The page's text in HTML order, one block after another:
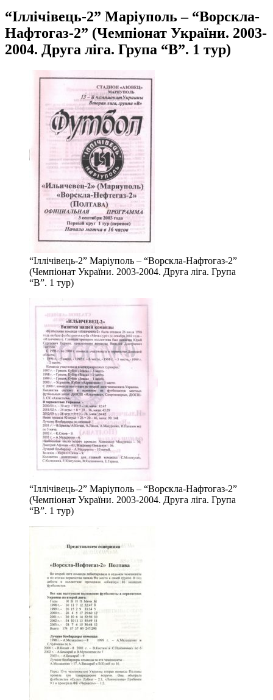
“Іллічівець-2” Маріуполь – “Ворскла-
Нафтогаз-2” (Чемпіонат України. 2003-
2004. Друга ліга. Група “В”. 1 тур)
“Іллічівець-2” Маріуполь – “Ворскла-Нафтогаз-2”
(Чемпіонат України. 2003-2004. Друга ліга. Група
“В”. 1 тур)
“Іллічівець-2” Маріуполь – “Ворскла-Нафтогаз-2”
(Чемпіонат України. 2003-2004. Друга ліга. Група
“В”. 1 тур)